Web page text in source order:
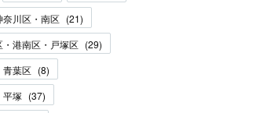
川区・南区 (21)
港南区・戸塚区 (29)
青葉区 (8)
平塚 (37)